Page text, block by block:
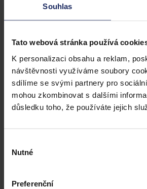
Souhlas
Tato webová stránka používá
K personalizaci obsahu a reklam,
návštěvnosti využíváme soubory
sdílíme se svými partnery pro
mohou zkombinovat s dalšími
důsledku toho, že používáte jejich
souhlasu
Nutné
Preferenční
Články
Kdy je možné sáhnout po
urážlivých označeních?
sehrát roli v dalším řešení obdobných